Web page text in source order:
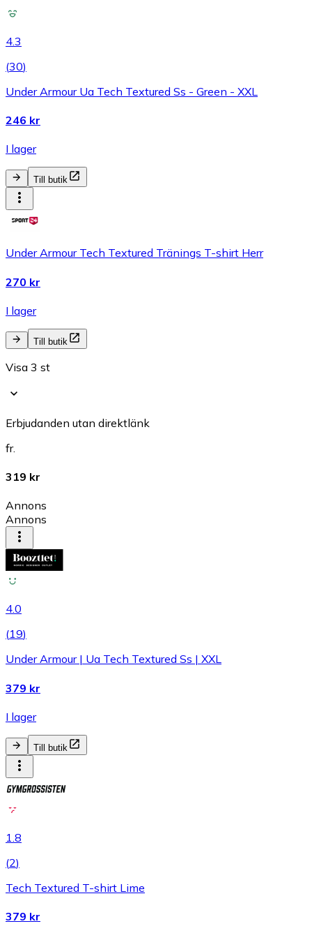
4.3
(30)
Under Armour Ua Tech Textured Ss - Green - XXL
246 kr
I lager
Till butik
Under Armour Tech Textured Tränings T-shirt Herr
270 kr
I lager
Till butik
Visa 3 st
Erbjudanden utan direktlänk
fr.
319 kr
Annons
Annons
4.0
(19)
Under Armour | Ua Tech Textured Ss | XXL
379 kr
I lager
Till butik
1.8
(2)
Tech Textured T-shirt Lime
379 kr